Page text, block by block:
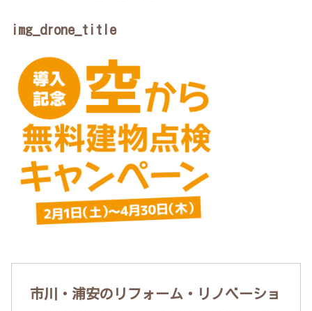
img_drone_title
市川・浦安のリフォーム・リノベーショ